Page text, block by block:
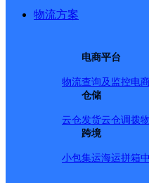
物流方案
电商平台
物流查询及监控电
仓储
云仓发货云仓调拨
跨境
小包集运海运拼箱
所属快递：百世快递
所属区域：陕西省-渭南
网点地址：陕西省渭南
网点负责人：